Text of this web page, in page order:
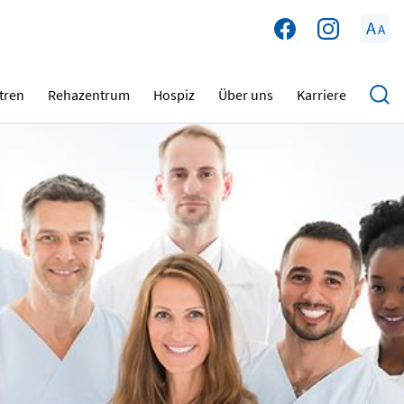
AA
Rehazentrum Hospiz Über uns Karriere